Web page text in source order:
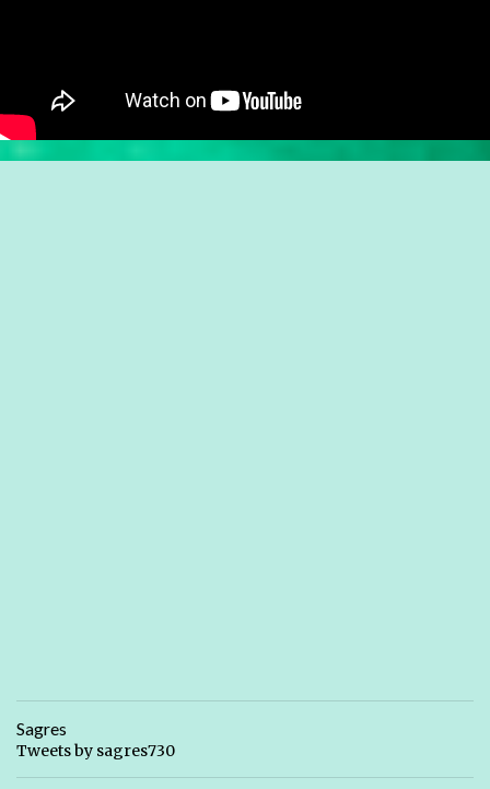
Sagres
Tweets by sagres730